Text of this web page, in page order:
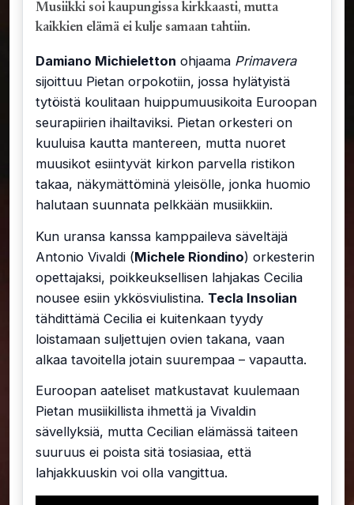
Musiikki soi kaupungissa kirkkaasti, mutta
kaikkien elämä ei kulje samaan tahtiin.
Damiano Michieletton ohjaama Primavera
sijoittuu Pietan orpokotiin, jossa hylätyistä
tytöistä koulitaan huippumuusikoita Euroopan
seurapiirien ihailtaviksi. Pietan orkesteri on
kuuluisa kautta mantereen, mutta nuoret
muusikot esiintyvät kirkon parvella ristikon
takaa, näkymättöminä yleisölle, jonka huomio
halutaan suunnata pelkkään musiikkiin.
Kun uransa kanssa kamppaileva säveltäjä
Antonio Vivaldi (Michele Riondino) orkesterin
opettajaksi, poikkeuksellisen lahjakas Cecilia
nousee esiin ykkösviulistina. Tecla Insolian
tähdittämä Cecilia ei kuitenkaan tyydy
loistamaan suljettujen ovien takana, vaan
alkaa tavoitella jotain suurempaa – vapautta.
Euroopan aateliset matkustavat kuulemaan
Pietan musiikillista ihmettä ja Vivaldin
sävellyksiä, mutta Cecilian elämässä taiteen
suuruus ei poista sitä tosiasiaa, että
lahjakkuuskin voi olla vangittua.